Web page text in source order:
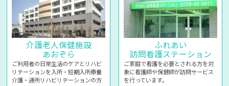
介護老人保健施設
あおぞら
ご利用者の日常生活のケアとリハビ
リテーションを入所・短期入所療養
介護・通所リハビリテーションの方
ふれあい
訪問看護ステーション
ご家庭で看護を必要とされる方を対
象に看護師や保健師が訪問サービス
を行っています。